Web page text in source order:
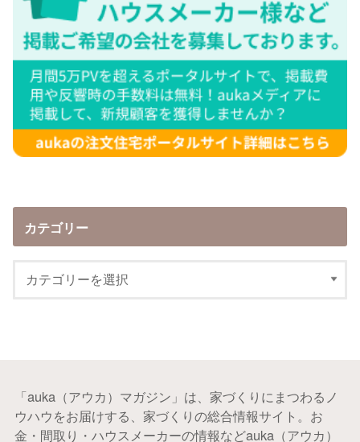
カテゴリー
「auka（アウカ）マガジン」は、家づくりにまつわるノ
ウハウをお届けする、家づくりの総合情報サイト。お
金・間取り・ハウスメーカーの情報などauka（アウカ）